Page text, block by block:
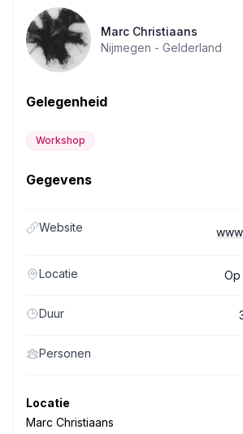
Marc Christiaans
Nijmegen - Gelderland
Gelegenheid
Workshop
Gegevens
Website
Locatie
Duur
Personen
Locatie
Marc Christiaans